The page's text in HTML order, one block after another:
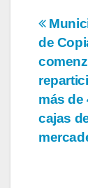
de
de
más de
cajas